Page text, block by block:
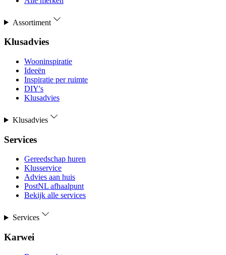
Assortiment
Klusadvies
Wooninspiratie
Ideeën
Inspiratie per ruimte
DIY's
Klusadvies
Klusadvies
Services
Gereedschap huren
Klusservice
Advies aan huis
PostNL afhaalpunt
Bekijk alle services
Services
Karwei